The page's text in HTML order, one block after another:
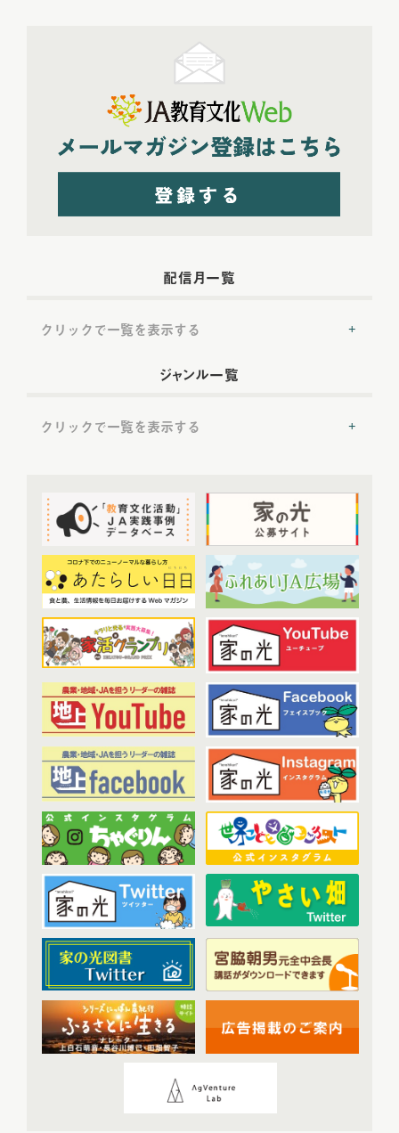
配信月一覧
クリックで一覧を表示する
2022年7月配信 (8)
2022年10月配信 (7)
2022年11月配信(6)
2023年配信(72)
2023年1月配信(6)
2023年2月配信(7)
2023年3月配信(6)
2023年4月配信(6)
2023年5月配信
(6)
2023年6月配信(5)
2023年7月配信(6)
2023年8月配信 (6)
2023年10月配信(6)
2023年11月配信(6)
2023年12月配信(6)
2024年配信(70)
2024年1月配信
2024年2月配信(7)
2024年4月配信(6)
2024年5月配信(6)
ジャンル一覧
クリックで一覧を表示する
トップ対談(50)
ＪＡ実践事例紹介 (37)
教育文化プランナー (19)
協同の歴史の瞬間(52)
農業・食料ほんとうの話(52)
わたしと協同組合(3)
開催報告(38)
あなたの声をお寄せください (1)
その他(1)
アーカイブ(7)
現代に語り継ぐ賀川豊彦とハル (6)
トップ対談アーカイブ(1)